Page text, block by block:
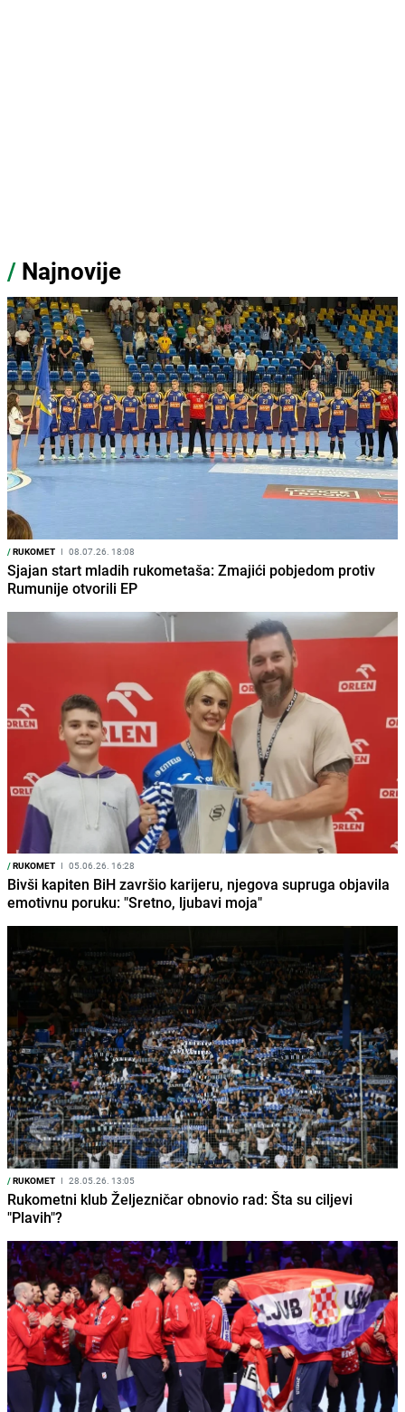
/ Najnovije
/RUKOMET I 08.07.26. 18:08
Sjajan start mladih rukometaša: Zmajići pobjedom protiv
Rumunije otvorili EP
/RUKOMET I 05.06.26. 16:28
Bivši kapiten BiH završio karijeru, njegova supruga objavila
emotivnu poruku: "Sretno, ljubavi moja"
/RUKOMET I 28.05.26. 13:05
Rukometni klub Željezničar obnovio rad: Šta su ciljevi
"Plavih"?